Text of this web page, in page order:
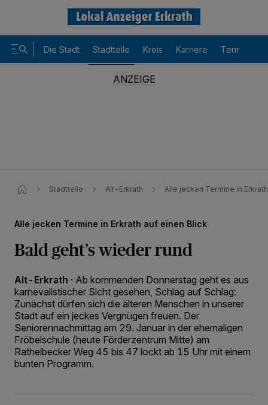
Die Stadt Stadtteile Kreis Karriere Termine
Stadtteile Alt-Erkrath Alle jecken Termine in
Alle jecken Termine in Erkrath auf einen Blick
Bald geht’s wieder rund
Alt-Erkrath · Ab kommenden Donnerstag geht es aus
karnevalistischer Sicht gesehen, Schlag auf Schlag:
Zunächst dürfen sich die älteren Menschen in unserer
Stadt auf ein jeckes Vergnügen freuen. Der
Seniorennachmittag am 29. Januar in der ehemaligen
Fröbelschule (heute Förderzentrum Mitte) am
Rathelbecker Weg 45 bis 47 lockt ab 15 Uhr mit einem
bunten Programm.